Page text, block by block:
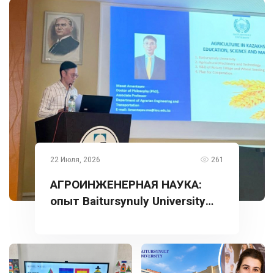
22 Июля, 2026 261
АГРОИНЖЕНЕРНАЯ НАУКА:
опыт Baitursynuly University